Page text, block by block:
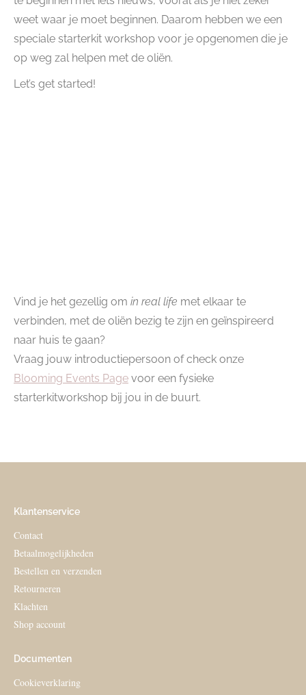
weet waar je moet beginnen. Daarom hebben we een
speciale starterkit workshop voor je opgenomen die je
op weg zal helpen met de oliën.
Let’s get started!
Vind je het gezellig om in real life met elkaar te
verbinden, met de oliën bezig te zijn en geïnspireerd
naar huis te gaan?
Vraag jouw introductiepersoon of check onze
Blooming Events Page voor een fysieke
starterkitworkshop bij jou in de buurt.
Klantenservice
Contact
Betaalmogelijkheden
Bestellen en verzenden
Retourneren
Klachten
Shop account
Documenten
Cookieverklaring